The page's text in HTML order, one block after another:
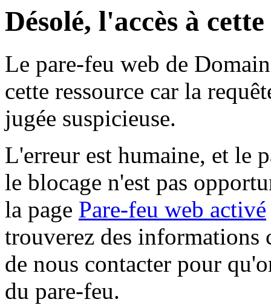
Désolé, l'accès à
Le pare-feu web de
cette ressource car la
jugée suspicieuse.
L'erreur est humaine, et le
le blocage n'est pas
la page Pare-feu web activé
trouverez des informations
de nous contacter pour
du pare-feu.